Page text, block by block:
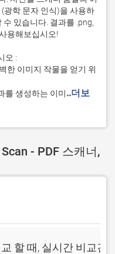
(광학 문자 인식)을 사용하
있습니다. 결과를 .png,
용해보십시오!
오 :
한 이미지 작물을 얻기 위
를 생성하는 이미..더보
- PDF 스캐너,
할 때, 실시간 비교견